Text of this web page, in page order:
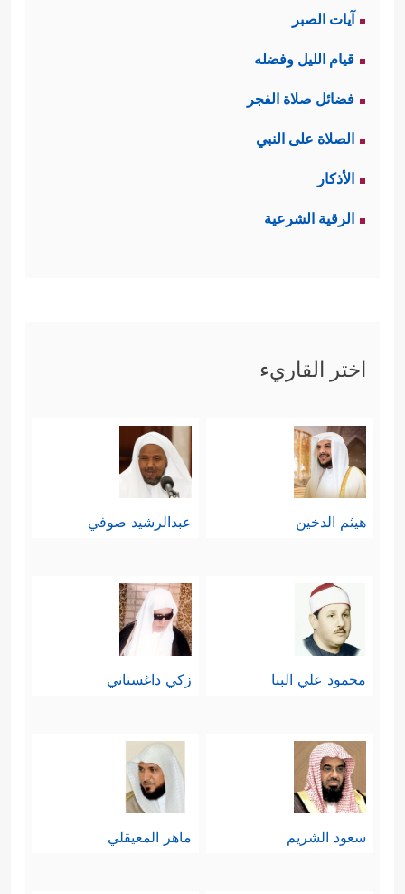
آيات الصبر
قيام الليل وفضله
فضائل صلاة الفجر
الصلاة على النبي
الأذكار
الرقية الشرعية
اختر القاريء
هيثم الدخين عبدالرشيد صوفي
محمود علي البنا زكي داغستاني
سعود الشريم ماهر المعيقلي